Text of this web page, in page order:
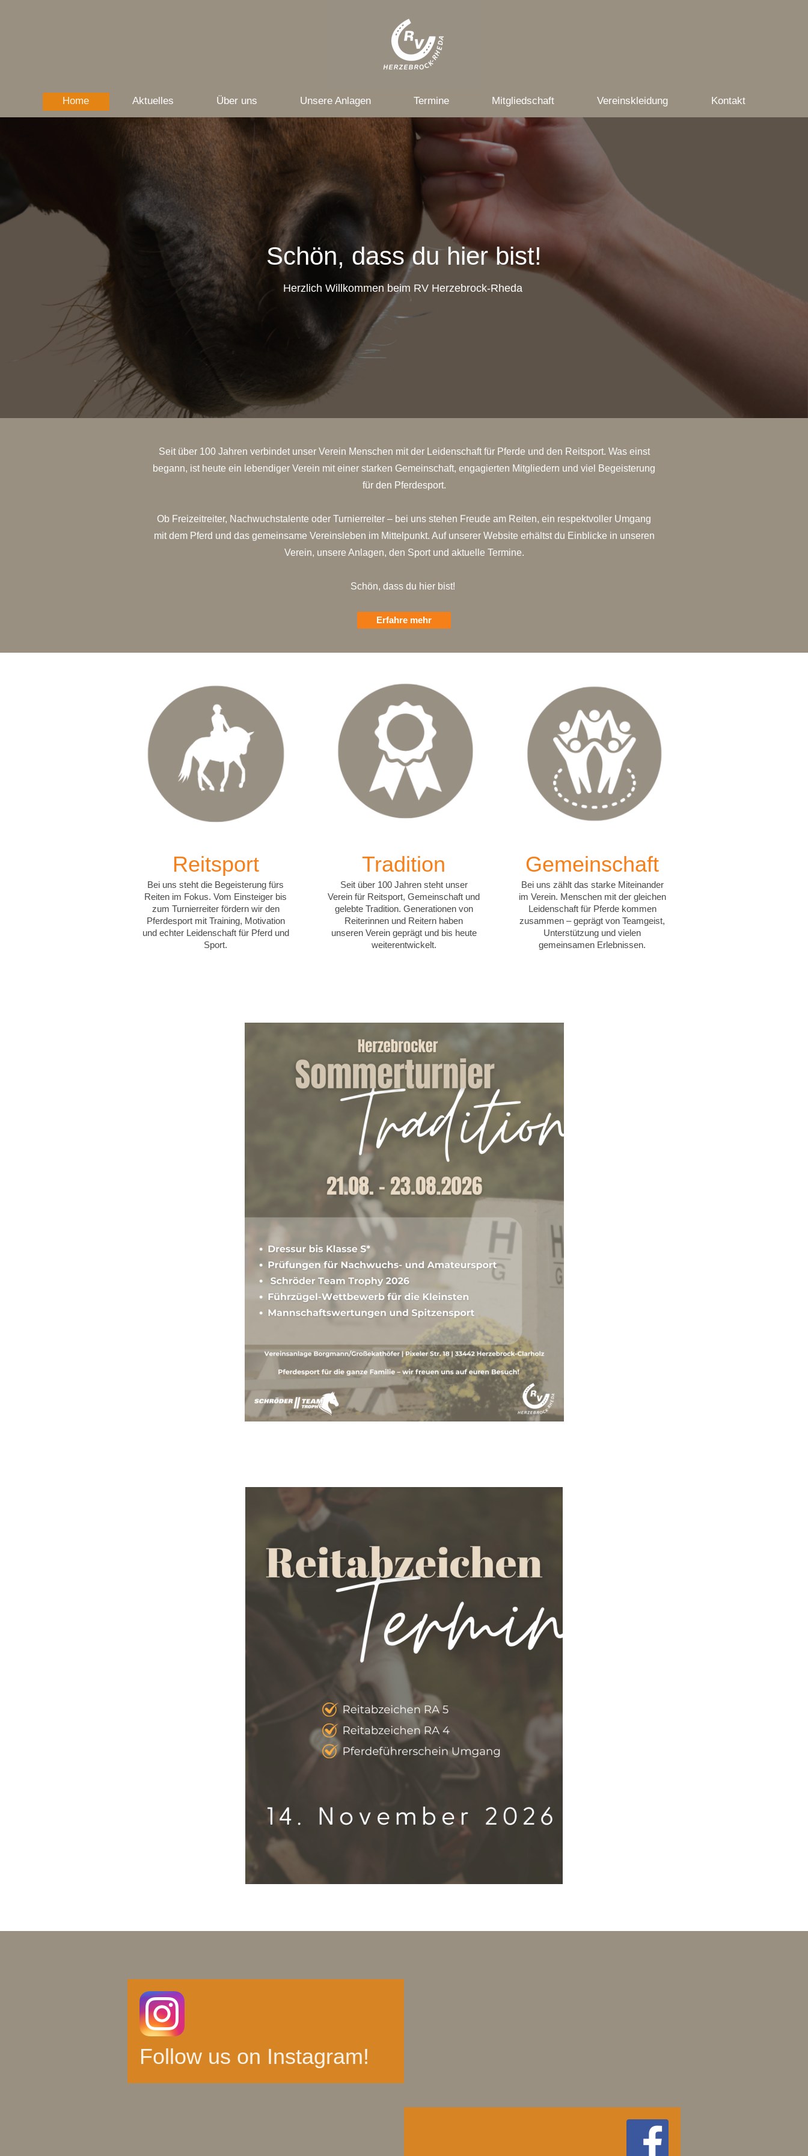
Home Aktuelles Über uns Unsere Anlagen Termine Mitgliedschaft Vereinskleidung Kontakt
Schön, dass du hier bist!
Herzlich Willkommen beim RV Herzebrock-Rheda
Seit über 100 Jahren verbindet unser Verein Menschen mit der Leidenschaft für Pferde und den Reitsport. Was einst
begann, ist heute ein lebendiger Verein mit einer starken Gemeinschaft, engagierten Mitgliedern und viel Begeisterung
für den Pferdesport.
Ob Freizeitreiter, Nachwuchstalente oder Turnierreiter – bei uns stehen Freude am Reiten, ein respektvoller Umgang
mit dem Pferd und das gemeinsame Vereinsleben im Mittelpunkt. Auf unserer Website erhältst du Einblicke in unseren
Verein, unsere Anlagen, den Sport und aktuelle Termine.
Schön, dass du hier bist!
Erfahre mehr
Reitsport
Bei uns steht die Begeisterung fürs
Reiten im Fokus. Vom Einsteiger bis
zum Turnierreiter fördern wir den
Pferdesport mit Training, Motivation
und echter Leidenschaft für Pferd und
Sport.
Tradition
Seit über 100 Jahren steht unser
Verein für Reitsport, Gemeinschaft und
gelebte Tradition. Generationen von
Reiterinnen und Reitern haben
unseren Verein geprägt und bis heute
weiterentwickelt.
Gemeinschaft
Bei uns zählt das starke Miteinander
im Verein. Menschen mit der gleichen
Leidenschaft für Pferde kommen
zusammen – geprägt von Teamgeist,
Unterstützung und vielen
gemeinsamen Erlebnissen.
Follow us on Instagram!